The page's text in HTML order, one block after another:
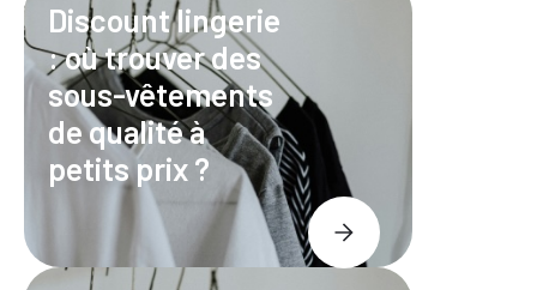
Discount lingerie
: où trouver des
sous-vêtements
de qualité à
petits prix ?